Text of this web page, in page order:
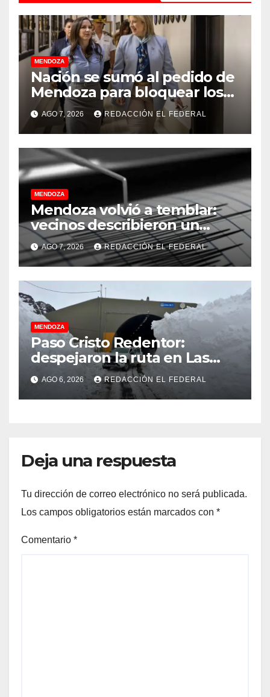
MENDOZA
Nación se sumó al pedido de
Mendoza para bloquear los
celulares en las cárceles de
la provincia
AGO 7, 2026 REDACCIÓN EL FEDERAL
MENDOZA
Mendoza volvió a temblar:
vecinos describieron un
“sacudón” acompañado por
un fuerte estruendo
AGO 7, 2026 REDACCIÓN EL FEDERAL
MENDOZA
Paso Cristo Redentor:
despejaron la ruta en Las
Cuevas antes de otro
temporal con unos 1.500
camiones varados
AGO 6, 2026 REDACCIÓN EL FEDERAL
Deja una respuesta
Tu dirección de correo electrónico no será publicada.
Los campos obligatorios están marcados con *
Comentario *